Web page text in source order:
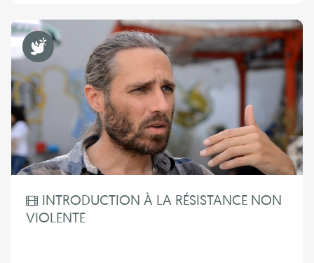
Non Violence
INTRODUCTION À LA RÉSISTANCE NON
VIOLENTE